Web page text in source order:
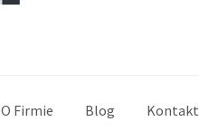
O Firmie Blog Kontakt